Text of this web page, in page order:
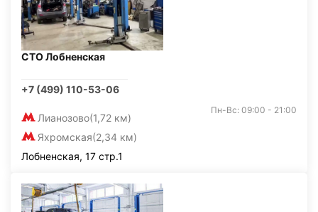
СТО Лобненская
+7 (499) 110-53-06
Лианозово(1,72 км)
Яхромская(2,34 км)
Пн-Вс: 09:00 - 21:00
Лобненская, 17 стр.1